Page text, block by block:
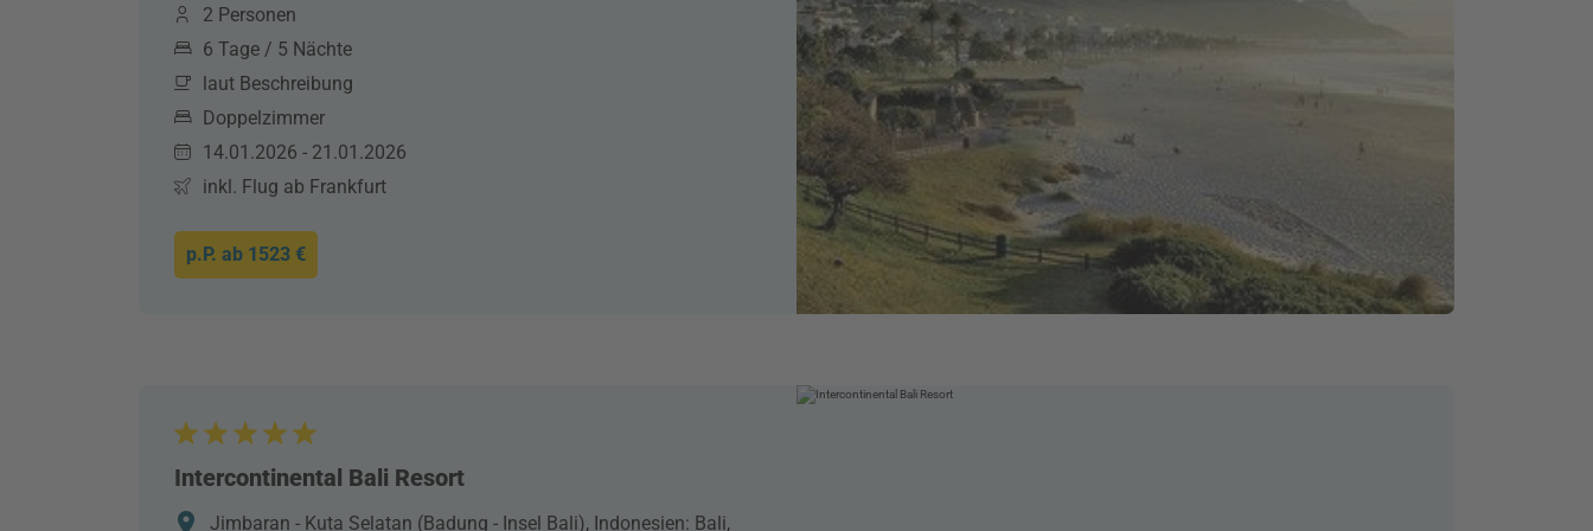
2 Personen
6 Tage / 5 Nächte
laut Beschreibung
Doppelzimmer
14.01.2026 - 21.01.2026
inkl. Flug ab Frankfurt
p.P. ab 1523 €
Intercontinental Bali Resort
Jimbaran - Kuta Selatan (Badung - Insel Bali), Indonesien: Bali,